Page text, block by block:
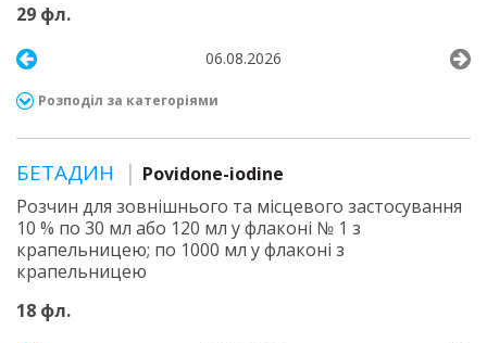
29 фл.
06.08.2026
Розподіл за категоріями
БЕТАДИН
Povidone-iodine
Розчин для зовнішнього та місцевого застосування
10 % по 30 мл або 120 мл у флаконі № 1 з
крапельницею; по 1000 мл у флаконі з
крапельницею
18 фл.